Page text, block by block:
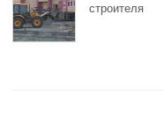
строителя